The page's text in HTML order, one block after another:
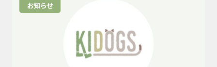
お知らせ